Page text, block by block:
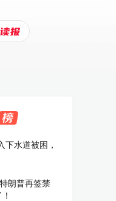
下水道被困，
朗普再签禁